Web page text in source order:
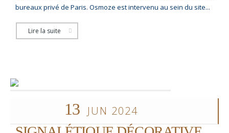
bureaux privé de Paris. Osmoze est intervenu au sein du site...
Lire la suite
13 JUN 2024